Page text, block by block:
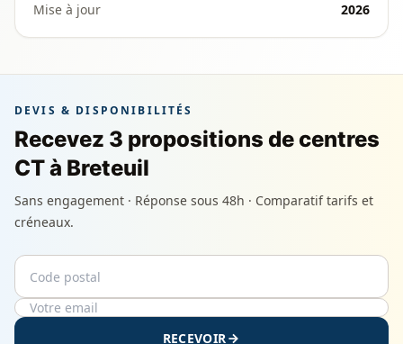
Mise à jour
2026
DEVIS & DISPONIBILITÉS
Recevez 3 propositions de centres
CT à Breteuil
Sans engagement · Réponse sous 48h · Comparatif tarifs et
créneaux.
Code postal
Email
RECEVOIR